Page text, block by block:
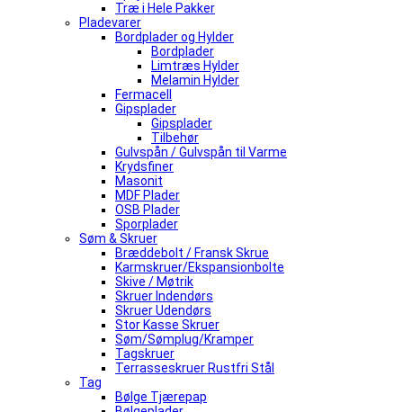
Træ i Hele Pakker
Pladevarer
Bordplader og Hylder
Bordplader
Limtræs Hylder
Melamin Hylder
Fermacell
Gipsplader
Gipsplader
Tilbehør
Gulvspån / Gulvspån til Varme
Krydsfiner
Masonit
MDF Plader
OSB Plader
Sporplader
Søm & Skruer
Bræddebolt / Fransk Skrue
Karmskruer/Ekspansionbolte
Skive / Møtrik
Skruer Indendørs
Skruer Udendørs
Stor Kasse Skruer
Søm/Sømplug/Kramper
Tagskruer
Terrasseskruer Rustfri Stål
Tag
Bølge Tjærepap